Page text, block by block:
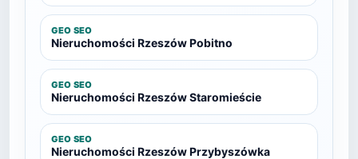
GEO SEO
Nieruchomości Rzeszów Pobitno
GEO SEO
Nieruchomości Rzeszów Staromieście
GEO SEO
Nieruchomości Rzeszów Przybyszówka